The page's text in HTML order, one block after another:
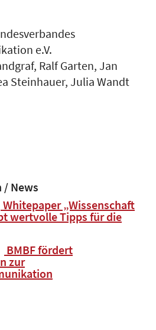
e.V.
Ralf Garten, Jan
Steinhauer, Julia Wandt
/ News
Whitepaper „Wissenschaft
wertvolle Tipps für die
BMBF fördert
zur